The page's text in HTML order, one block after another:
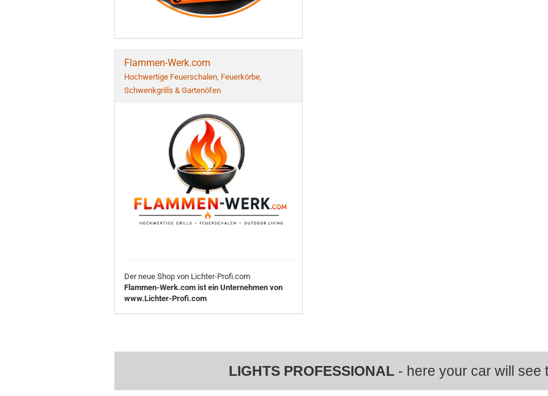
Flammen-Werk.com
Hochwertige Feuerschalen, Feuerkörbe,
Schwenkgrills & Gartenöfen
Der neue Shop von Lichter-Profi.com
Flammen-Werk.com ist ein Unternehmen von
www.Lichter-Profi.com
LIGHTS PROFESSIONAL- here your car will see